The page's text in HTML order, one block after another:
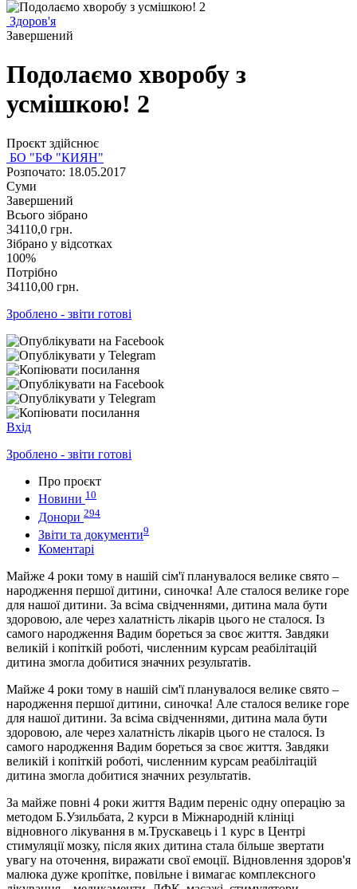
Здоров'я
Завершений
Подолаємо хворобу з
усмішкою! 2
Проєкт здійснює
БО "БФ "КИЯН"
Розпочато: 18.05.2017
Суми
Завершений
Всього зібрано
34110,0 грн.
Зібрано у відсотках
100%
Потрібно
34110,00 грн.
Зроблено - звіти готові
Вхід
Зроблено - звіти готові
Про проєкт
Новини 10
Донори 294
Звіти та документи9
Коментарі
Майже 4 роки тому в нашій сім'ї планувалося велике свято –
народження першої дитини, синочка! Але сталося велике горе
для нашої дитини. За всіма свідченнями, дитина мала бути
здоровою, але через халатність лікарів цього не сталося. Із
самого народження Вадим бореться за своє життя. Завдяки
великій і копіткій роботі, численним курсам реабілітацій
дитина змогла добитися значних результатів.
Майже 4 роки тому в нашій сім'ї планувалося велике свято –
народження першої дитини, синочка! Але сталося велике горе
для нашої дитини. За всіма свідченнями, дитина мала бути
здоровою, але через халатність лікарів цього не сталося. Із
самого народження Вадим бореться за своє життя. Завдяки
великій і копіткій роботі, численним курсам реабілітацій
дитина змогла добитися значних результатів.
За майже повні 4 роки життя Вадим переніс одну операцію за
методом Б.Узильбата, 2 курси в Міжнародній клініці
відновного лікування в м.Трускавець і 1 курс в Центрі
стимуляції мозку, після яких дитина стала більше звертати
увагу на оточення, виражати свої емоції. Відновлення здоров'я
малюка дуже кропітке, повільне і вимагає комплексного